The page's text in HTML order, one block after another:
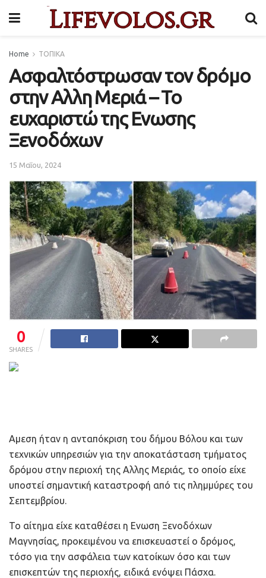
Home ΤΟΠΙΚΑ
Ασφαλτόστρωσαν τον δρόμο
στην Αλλη Μεριά – Το
ευχαριστώ της Ενωσης
Ξενοδόχων
15 Μαΐου, 2024
0
SHARES
Αμεση ήταν η ανταπόκριση του δήμου Βόλου και των
τεχνικών υπηρεσιών για την αποκατάσταση τμήματος
δρόμου στην περιοχή της Αλλης Μεριάς, το οποίο είχε
υποστεί σημαντική καταστροφή από τις πλημμύρες του
Σεπτεμβρίου.
Το αίτημα είχε καταθέσει η Ενωση Ξενοδόχων
Μαγνησίας, προκειμένου να επισκευαστεί ο δρόμος,
τόσο για την ασφάλεια των κατοίκων όσο και των
επισκεπτών της περιοχής, ειδικά ενόψει Πάσχα.